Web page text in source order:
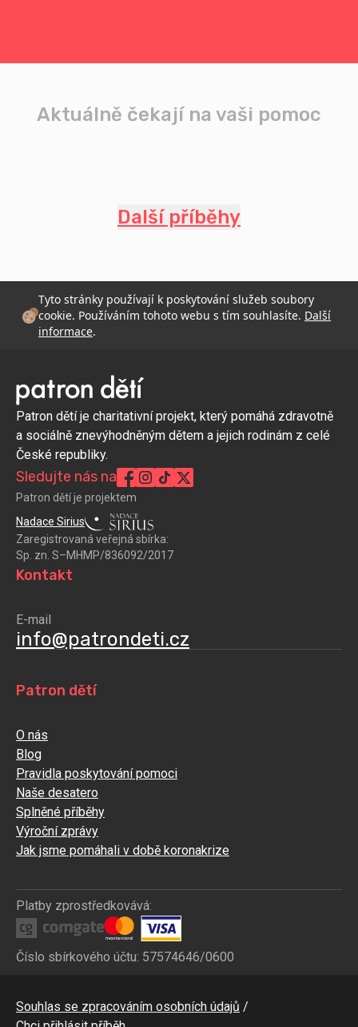
Aktuálně čekají na vaši pomoc
Další příběhy
Tyto stránky používají k poskytování služeb soubory
cookie. Používáním tohoto webu s tím souhlasíte. Další
informace.
Patron dětí je charitativní projekt, který pomáhá zdravotně
a sociálně znevýhodněným dětem a jejich rodinám z celé
České republiky.
Sledujte nás na
Patron dětí je projektem
Nadace Sirius
Zaregistrovaná veřejná sbírka:
Sp. zn. S–MHMP/836092/2017
Patron dětí
O nás
Blog
Pravidla poskytování pomoci
Naše desatero
Splněné příběhy
Výroční zprávy
Jak jsme pomáhali v době koronakrize
Kontakt
E-mail
info@patrondeti.cz
Platby zprostředkovává:
Číslo sbírkového účtu: 57574646/0600
Bottom
Souhlas se zpracováním osobních údajů